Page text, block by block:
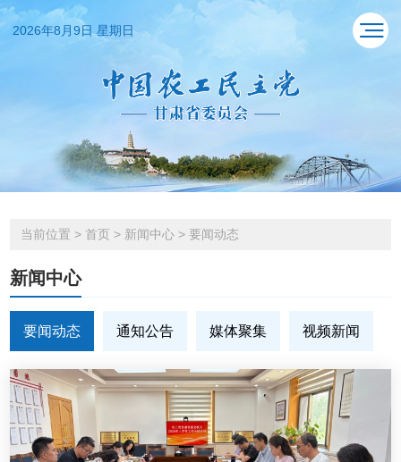
2026年8月9日 星期日
当前位置 > 首页 > 新闻中心 > 要闻动态
新闻中心
要闻动态 通知公告 媒体聚集 视频新闻